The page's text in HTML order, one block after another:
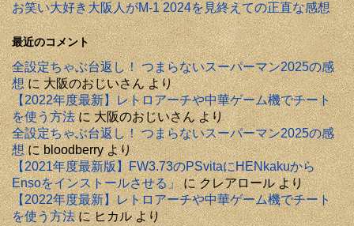
お笑い大好き大阪人がM-1 2024を見終えての正直な感想
最近のコメント
全設定ちゃぶ台返し！ つまらないスーパーマン2025の感
想に大阪のおじいさんより
【2022年度最新】レトロアーチや中華ゲーム機でチート
を使う方法に大阪のおじいさんより
全設定ちゃぶ台返し！ つまらないスーパーマン2025の感
想にbloodberryより
【2021年度最新版】FW3.73のPSvitaにHENkakuから
Ensoをインストールさせる」にクレアロールより
【2022年度最新】レトロアーチや中華ゲーム機でチート
を使う方法にヒカルより